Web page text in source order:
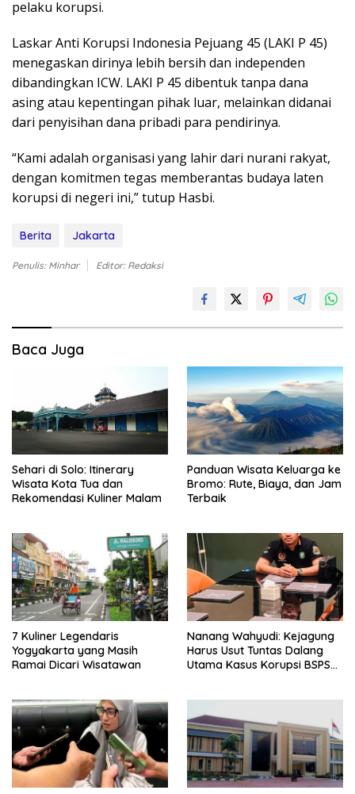
pelaku korupsi.
Laskar Anti Korupsi Indonesia Pejuang 45 (LAKI P 45)
menegaskan dirinya lebih bersih dan independen
dibandingkan ICW. LAKI P 45 dibentuk tanpa dana
asing atau kepentingan pihak luar, melainkan didanai
dari penyisihan dana pribadi para pendirinya.
“Kami adalah organisasi yang lahir dari nurani rakyat,
dengan komitmen tegas memberantas budaya laten
korupsi di negeri ini,” tutup Hasbi.
Berita Jakarta
Penulis: Minhar Editor: Redaksi
Baca Juga
Sehari di Solo: Itinerary
Wisata Kota Tua dan
Rekomendasi Kuliner Malam
Panduan Wisata Keluarga ke
Bromo: Rute, Biaya, dan Jam
Terbaik
7 Kuliner Legendaris
Yogyakarta yang Masih
Ramai Dicari Wisatawan
Nanang Wahyudi: Kejagung
Harus Usut Tuntas Dalang
Utama Kasus Korupsi BSPS